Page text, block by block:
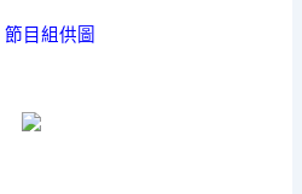
節目組供圖